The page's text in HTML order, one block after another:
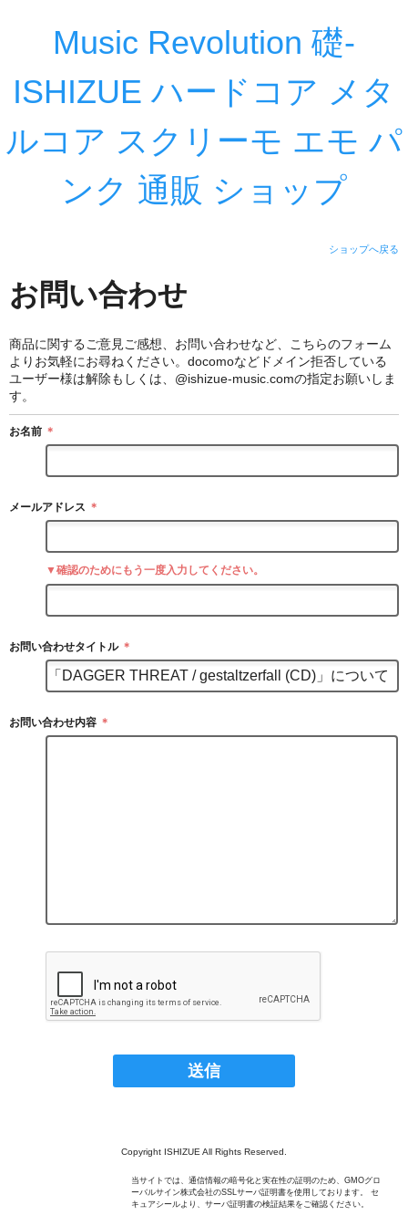
Music Revolution 礎-
ISHIZUE ハードコア メタ
ルコア スクリーモ エモ パ
ンク 通販 ショップ
ショップへ戻る
お問い合わせ
商品に関するご意見ご感想、お問い合わせなど、こちらのフォーム
よりお気軽にお尋ねください。docomoなどドメイン拒否している
ユーザー様は解除もしくは、@ishizue-music.comの指定お願いしま
す。
お名前 ＊
メールアドレス ＊
▼確認のためにもう一度入力してください。
お問い合わせタイトル ＊
お問い合わせ内容 ＊
Copyright ISHIZUE All Rights Reserved.
当サイトでは、通信情報の暗号化と実在性の証明のため、GMOグロ
ーバルサイン株式会社のSSLサーバ証明書を使用しております。 セ
キュアシールより、サーバ証明書の検証結果をご確認ください。